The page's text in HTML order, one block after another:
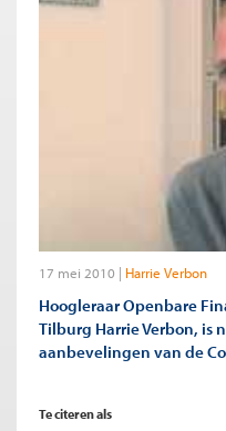
17 mei 2010 Harrie Verbon
Hoogleraar Openbare
Tilburg Harrie Verbon, is
aanbevelingen van de
Te citeren als